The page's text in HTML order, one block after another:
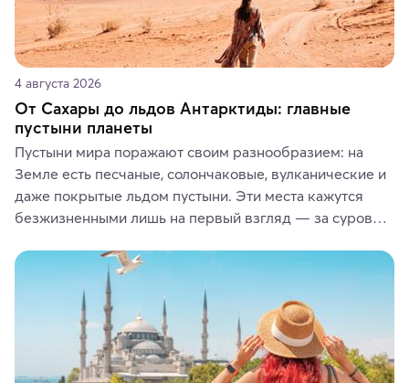
4 августа 2026
От Сахары до льдов Антарктиды: главные
пустыни планеты
Пустыни мира поражают своим разнообразием: на
Земле есть песчаные, солончаковые, вулканические и
даже покрытые льдом пустыни. Эти места кажутся
безжизненными лишь на первый взгляд — за суровой
животные и маршруты, которые дарят одни из самых
ярких впечатлений от путешествий.